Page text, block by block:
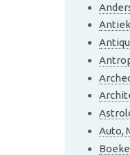
Antiek
Auto,